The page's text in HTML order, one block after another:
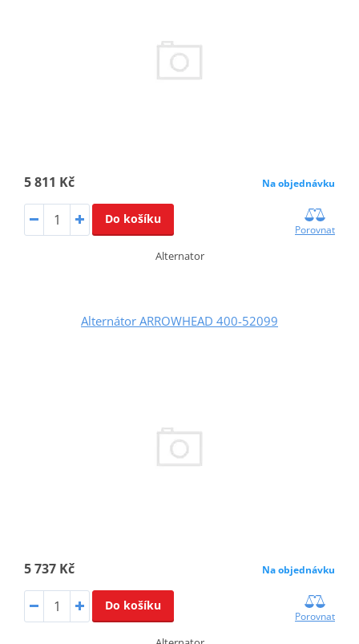
5 811 Kč Na objednávku
Do košíku
Porovnat
Alternator
Alternátor ARROWHEAD 400-52099
5 737 Kč Na objednávku
Do košíku
Porovnat